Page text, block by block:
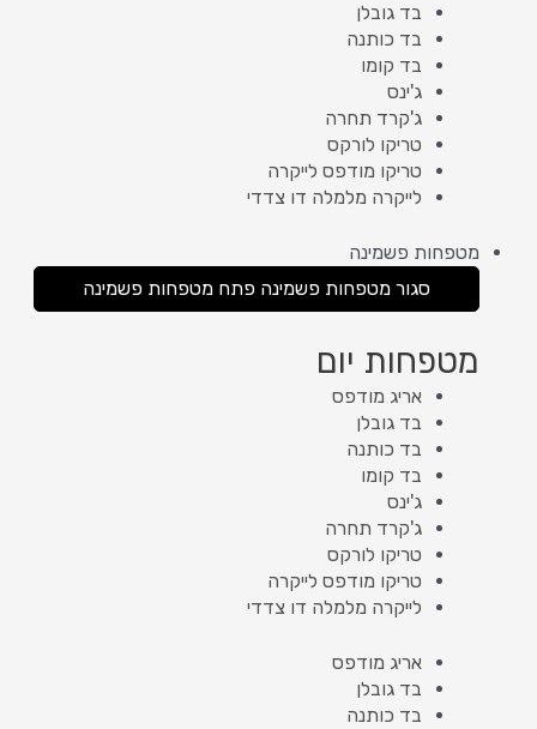
בד גובלן
בד כותנה
בד קומו
ג'ינס
ג'קרד תחרה
טריקו לורקס
טריקו מודפס לייקרה
לייקרה מלמלה דו צדדי
מטפחות פשמינה
סגור מטפחות פשמינה פתח מטפחות פשמינה
מטפחות יום
אריג מודפס
בד גובלן
בד כותנה
בד קומו
ג'ינס
ג'קרד תחרה
טריקו לורקס
טריקו מודפס לייקרה
לייקרה מלמלה דו צדדי
אריג מודפס
בד גובלן
בד כותנה